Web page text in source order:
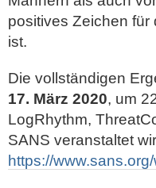
positives Zeichen
ist.
Die vollständigen
17. März 2020, um
LogRhythm,
SANS veranstaltet
https://